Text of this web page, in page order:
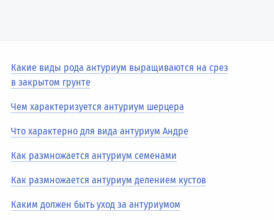
Какие виды рода антуриум выращиваются на срез
в закрытом грунте
Чем характеризуется антуриум шерцера
Что характерно для вида антуриум Андре
Как размножается антуриум семенами
Как размножается антуриум делением кустов
Каким должен быть уход за антуриумом